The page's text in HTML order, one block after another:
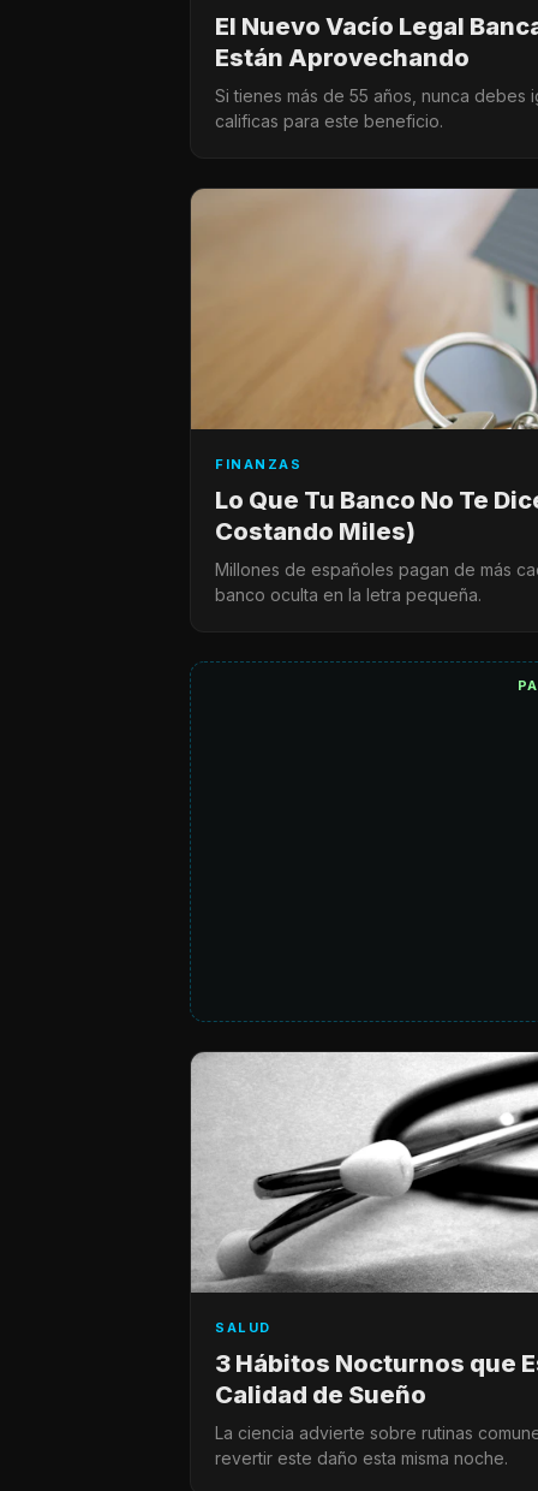
El Nuevo Vacío Legal
Están Aprovechando
Si tienes más de 55 años, nunca debes
calificas para este beneficio.
FINANZAS
Lo Que Tu Banco No Te
Costando Miles)
Millones de españoles pagan de más
banco oculta en la letra pequeña.
SALUD
3 Hábitos Nocturnos que
Calidad de Sueño
La ciencia advierte sobre rutinas
revertir este daño esta misma noche.